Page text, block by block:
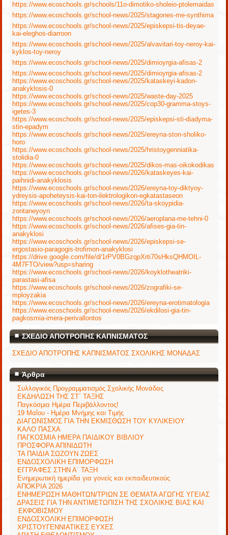
https://www.ecoschools.gr/schools/11o-dimotiko-sholeio-ptolemaidas
https://www.ecoschools.gr/school-news/2025/stagones-me-synthima
https://www.ecoschools.gr/school-news/2025/episkepsi-tis-deyae-
kai-eleghos-diarroon
https://www.ecoschools.gr/school-news/2025/alvavitari-toy-neroy-kai-
kyklos-toy-neroy
https://www.ecoschools.gr/school-news/2025/dimioyrgia-afisas-2
https://www.ecoschools.gr/school-news/2025/dimioyrgia-afisas-2
https://www.ecoschools.gr/school-news/2025/kataskeyi-kadon-
anakyklosis-0
https://www.ecoschools.gr/school-news/2025/waste-day-2025
https://www.ecoschools.gr/school-news/2025/cop30-gramma-stoys-
igetes-3
https://www.ecoschools.gr/school-news/2025/episkepsi-sti-diadyma-
stin-epadym
https://www.ecoschools.gr/school-news/2025/ereyna-ston-sholiko-
horo
https://www.ecoschools.gr/school-news/2025/hristoygenniatika-
stolidia-0
https://www.ecoschools.gr/school-news/2025/dikos-mas-oikokodikas
https://www.ecoschools.gr/school-news/2026/kataskeyes-kai-
paihnidi-anakyklosis
https://www.ecoschools.gr/school-news/2026/ereyna-toy-diktyoy-
ydreysis-apoheteysis-kai-ton-ilektrologikon-egkatastaseon
https://www.ecoschools.gr/school-news/2026/ta-skoypidia-
zontaneyoyn
https://www.ecoschools.gr/school-news/2026/aeroplana-me-tehni-0
https://www.ecoschools.gr/school-news/2026/afises-gia-tin-
anakyklosi
https://www.ecoschools.gr/school-news/2026/episkepsi-se-
ergostasio-paragogis-trofimon-anakyklosi
https://drive.google.com/file/d/1rPV0BGzqpXrti70sHksQHMOIL-
4M7FTO/view?usp=sharing
https://www.ecoschools.gr/school-news/2026/koyklotheatriki-
parastasi-afisa
https://www.ecoschools.gr/school-news/2026/zografiki-se-
mployzakia
https://www.ecoschools.gr/school-news/2026/ereyna-erotimatologia
https://www.ecoschools.gr/school-news/2026/ekdilosi-gia-tin-
pagkosmia-imera-perivallontos
ΣΧΕΔΙΟ ΑΠΟΤΡΟΠΗΣ ΚΑΠΝΙΣΜΑΤΟΣ
ΣΧΕΔΙΟ ΑΠΟΤΡΟΠΗΣ ΚΑΠΝΙΣΜΑΤΟΣ ΣΧΟΛΙΚΗΣ ΜΟΝΑΔΑΣ
Άρθρα
Συλλογικός Προγραμματισμός Σχολικής Μονάδας
ΕΚΔΗΛΩΣΗ ΤΗΣ ΣΤ΄ ΤΑΞΗΣ
Παγκόσμια Ημέρα Περιβάλλοντος!
19 Μαΐου - Ημέρα Μνήμης και Τιμής
ΔΙΑΓΩΝΙΣΜΟΣ ΓΙΑ ΤΗΝ ΕΚΜΙΣΘΩΣΗ ΤΟΥ ΚΥΛΙΚΕΙΟΥ
ΚΑΛΟ ΠΑΣΧΑ
ΠΑΓΚΟΣΜΙΑ ΗΜΕΡΑ ΠΑΙΔΙΚΟΥ ΒΙΒΛΙΟΥ
ΠΡΟΣΦΟΡΑ ΑΠΙΝΙΔΩΤΗ
ΤΑ ΠΑΙΔΙΑ ΣΩΖΟΥΝ ΖΩΕΣ
ΕΝΔΟΣΧΟΛΙΚΗ ΕΠΙΜΟΡΦΩΣΗ
ΕΓΓΡΑΦΕΣ ΣΤΗΝ Α΄ ΤΑΞΗ
Ενημερωτική ημερίδα για γονείς και εκπαιδευτικούς
ΑΠΟΚΡΙΑ 2026
ΕΝΗΜΕΡΩΣΗ ΜΑΘΗΤΩΝ/ΤΡΙΩΝ ΣΕ ΘΕΜΑΤΑ ΑΓΩΓΗΣ ΥΓΕΙΑΣ
ΔΡΑΣΕΙΣ ΓΙΑ ΤΗΝ ΑΝΤΙΜΕΤΩΠΙΣΗ ΤΗΣ ΣΧΟΛΙΚΗΣ ΒΙΑΣ ΚΑΙ
ΕΚΦΟΒΙΣΜΟΥ
ΕΝΔΟΣΧΟΛΙΚΗ ΕΠΙΜΟΡΦΩΣΗ
ΧΡΙΣΤΟΥΓΕΝΝΙΑΤΙΚΕΣ ΕΥΧΕΣ